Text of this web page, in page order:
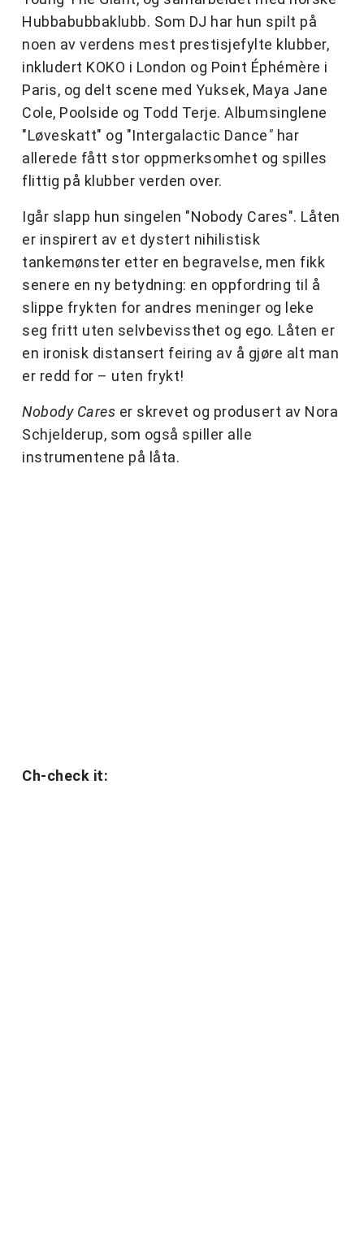
Hubbabubbaklubb. Som DJ har hun spilt på
noen av verdens mest prestisjefylte klubber,
inkludert KOKO i London og Point Éphémère i
Paris, og delt scene med Yuksek, Maya Jane
Cole, Poolside og Todd Terje. Albumsinglene
"Løveskatt" og "Intergalactic Dance" har
allerede fått stor oppmerksomhet og spilles
flittig på klubber verden over.
Igår slapp hun singelen "Nobody Cares". Låten
er inspirert av et dystert nihilistisk
tankemønster etter en begravelse, men fikk
senere en ny betydning: en oppfordring til å
slippe frykten for andres meninger og leke
seg fritt uten selvbevissthet og ego. Låten er
en ironisk distansert feiring av å gjøre alt man
er redd for – uten frykt!
Nobody Cares er skrevet og produsert av Nora
Schjelderup, som også spiller alle
instrumentene på låta.
Ch-check it: